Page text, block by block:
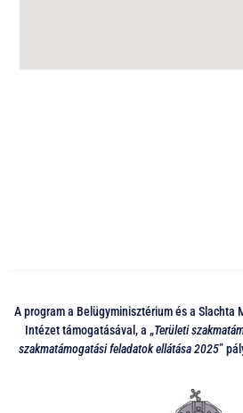
A program a Belügyminisztérium és a
Intézet támogatásával, a „Területi
szakmatámogatási feladatok ellátása 2025”